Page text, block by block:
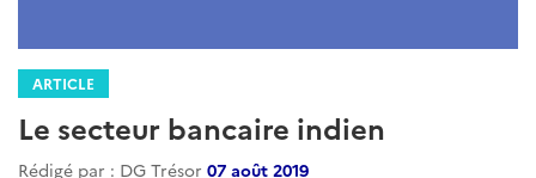
ARTICLE
Le secteur bancaire indien
Rédigé par : DG Trésor 07 août 2019